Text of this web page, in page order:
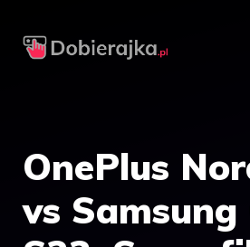
OnePlus
vs Samsung